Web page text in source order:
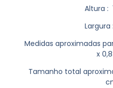
Altura :
Largura
Medidas aproximadas
x
Tamanho total